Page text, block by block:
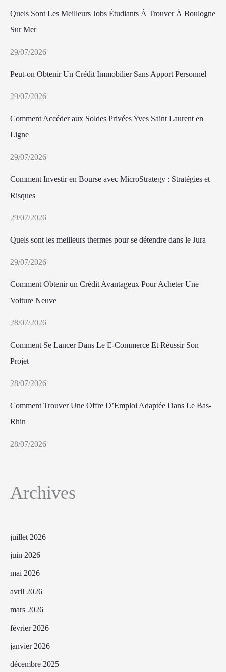
Quels Sont Les Meilleurs Jobs Étudiants À Trouver À Boulogne
Sur Mer
29/07/2026
Peut-on Obtenir Un Crédit Immobilier Sans Apport Personnel
29/07/2026
Comment Accéder aux Soldes Privées Yves Saint Laurent en
Ligne
29/07/2026
Comment Investir en Bourse avec MicroStrategy : Stratégies et
Risques
29/07/2026
Quels sont les meilleurs thermes pour se détendre dans le Jura
29/07/2026
Comment Obtenir un Crédit Avantageux Pour Acheter Une
Voiture Neuve
28/07/2026
Comment Se Lancer Dans Le E-Commerce Et Réussir Son
Projet
28/07/2026
Comment Trouver Une Offre D’Emploi Adaptée Dans Le Bas-
Rhin
28/07/2026
Archives
juillet 2026
juin 2026
mai 2026
avril 2026
mars 2026
février 2026
janvier 2026
décembre 2025